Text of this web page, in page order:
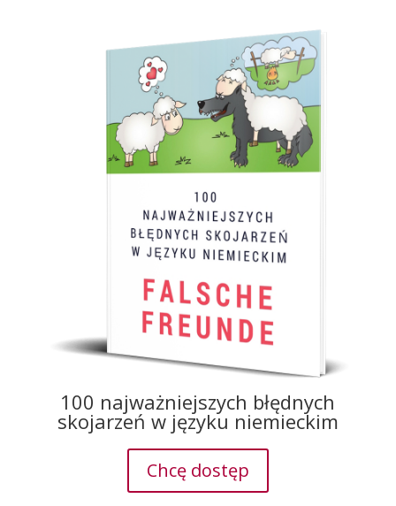
100 najważniejszych błędnych
skojarzeń w języku niemieckim
Chcę dostęp